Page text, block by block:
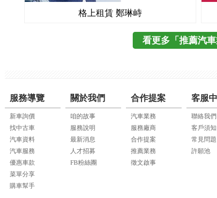
格上租賃 鄭琳峙
看更多「推薦汽
服務導覽
新車詢價
找中古車
汽車資料
汽車服務
優惠車款
菜單分享
購車幫手
關於我們
咱的故事
服務說明
最新消息
人才招募
FB粉絲團
合作提案
汽車業務
服務廠商
合作提案
推薦業務
徵文啟事
客服
聯絡我們
客戶須知
常見問題
許願池